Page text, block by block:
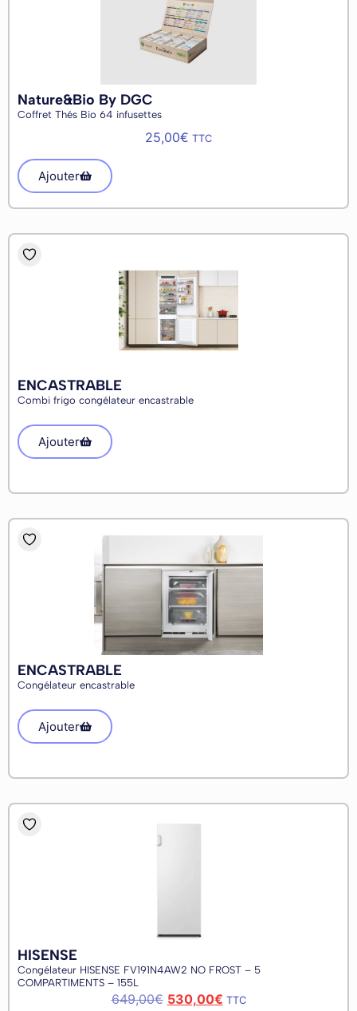
Nature&Bio By DGC
Coffret Thés Bio 64 infusettes
25,00€ TTC
Ajouter
ENCASTRABLE
Combi frigo congélateur encastrable
Ajouter
ENCASTRABLE
Congélateur encastrable
Ajouter
HISENSE
Congélateur HISENSE FV191N4AW2 NO FROST – 5
COMPARTIMENTS – 155L
649,00€ 530,00€ TTC